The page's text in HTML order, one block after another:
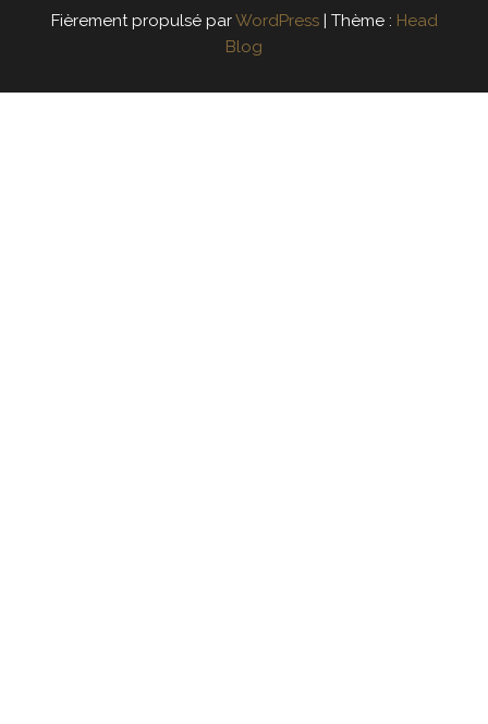
Fièrement propulsé parWordPress Thème : Head
Blog